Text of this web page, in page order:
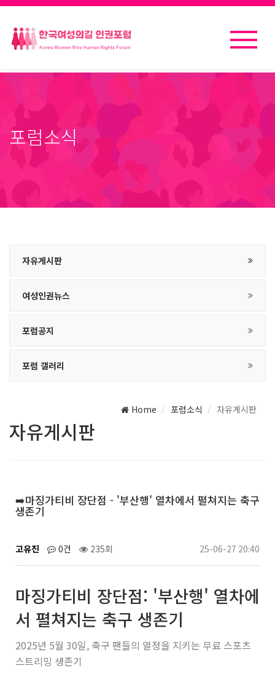
포럼소식
자유게시판
여성인권뉴스
포럼공지
포럼 갤러리
Home 포럼소식 자유게시판
자유게시판
➡️마징가티비 장단점 - '부산행' 열차에서 펼쳐지는 축구
생존기
고유진 0건 235회 25-06-27 20:40
마징가티비 장단점: '부산행' 열차에
서 펼쳐지는 축구 생존기
2025년 5월 30일, 축구 팬들의 열정을 지키는 무료 스포츠
스트리밍 생존기